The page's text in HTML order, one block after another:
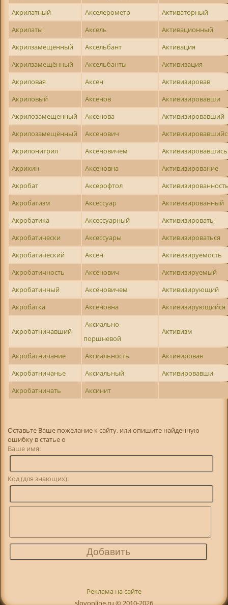
Акрилатный
Акселерометр
Активаторный
Акрилаты
Аксель
Активационный
Акрилзамещенный
Аксельбант
Активация
Акрилзамещённый
Аксельбанты
Активизация
Акриловая
Аксен
Активизировав
Акриловый
Аксенов
Активизировавши
Акрилозамещенный
Аксенова
Активизировавший
Акрилозамещённый
Аксенович
Акрилонитрил
Аксеновичем
Активизировавшись
Акрихин
Аксеновна
Активизирование
Акробат
Аксерофтол
Акробатизм
Аксессуар
Активизированный
Акробатика
Аксессуарный
Активизировать
Акробатически
Аксессуары
Активизироваться
Акробатический
Аксён
Активизируемость
Акробатичность
Аксёнович
Активизируемый
Акробатичный
Аксёновичем
Активизирующий
Акробатка
Аксёновна Активизирующийся
Акробатничавший
Аксиально-
поршневой
Активизм
Акробатничание Аксиальность
Активировав
Акробатничанье
Аксиальный
Активировавши
Акробатничать
Аксинит
Оставьте Ваше пожелание к сайту, или опишите найденную
ошибку в статье о
Ваше имя:
Код (для знающих):
Реклама на сайте
slovonline.ru © 2010-2026